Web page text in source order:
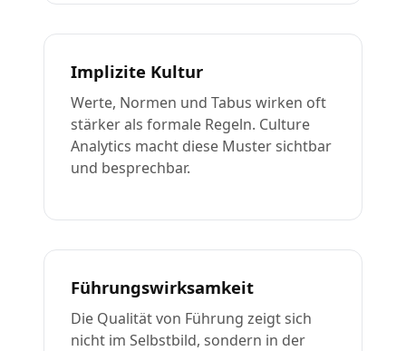
Implizite Kultur
Werte, Normen und Tabus wirken oft
stärker als formale Regeln. Culture
Analytics macht diese Muster sichtbar
und besprechbar.
Führungswirksamkeit
Die Qualität von Führung zeigt sich
nicht im Selbstbild, sondern in der